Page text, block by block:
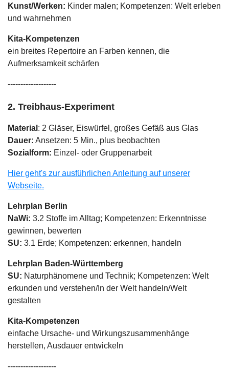
Kunst/Werken: Kinder malen; Kompetenzen: Welt erleben
und wahrnehmen
Kita-Kompetenzen
ein breites Repertoire an Farben kennen, die
Aufmerksamkeit schärfen
-------------------
2. Treibhaus-Experiment
Material : 2 Gläser, Eiswürfel, großes Gefäß aus Glas
Dauer: Ansetzen: 5 Min., plus beobachten
Sozialform: Einzel- oder Gruppenarbeit
Hier geht's zur ausführlichen Anleitung auf unserer
Webseite.
Lehrplan Berlin
NaWi: 3.2 Stoffe im Alltag; Kompetenzen: Erkenntnisse
gewinnen, bewerten
SU: 3.1 Erde; Kompetenzen: erkennen, handeln
Lehrplan Baden-Württemberg
SU: Naturphänomene und Technik; Kompetenzen: Welt
erkunden und verstehen/In der Welt handeln/Welt
gestalten
Kita-Kompetenzen
einfache Ursache- und Wirkungszusammenhänge
herstellen, Ausdauer entwickeln
-------------------